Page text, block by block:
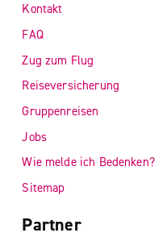
Kontakt
FAQ
Zug zum Flug
Reiseversicherung
Gruppenreisen
Jobs
Wie melde ich Bedenken?
Sitemap
Partner